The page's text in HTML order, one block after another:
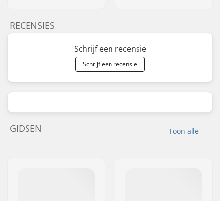
RECENSIES
Schrijf een recensie
Schrijf een recensie
Toon alle
GIDSEN